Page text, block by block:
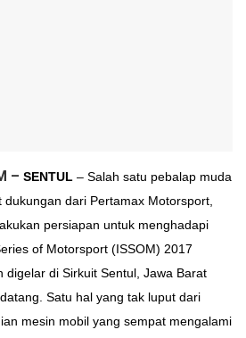
– SENTUL – Salah satu pebalap muda
dukungan dari Pertamax Motorsport,
persiapan untuk menghadapi
of Motorsport (ISSOM) 2017
digelar di Sirkuit Sentul, Jawa Barat
Satu hal yang tak luput dari
mesin mobil yang sempat mengalami